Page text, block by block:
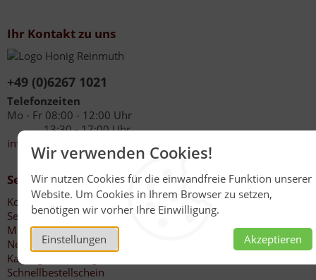
Wir verwenden Cookies!
Wir nutzen Cookies für die einwandfreie Funktion unserer
Website. Um Cookies in Ihrem Browser zu setzen,
benötigen wir vorher Ihre Einwilligung.
Einstellungen Akzeptieren
Ihr Kontakt zu uns
+49 (0)6267 1021
Telefonzeiten
Mo - Fr 08:00 - 12:00 Uhr
13:30 - 17:00 Uhr
info@honig-reinmuth.de
Service
Kontakt
Service
Mein Konto
Newsletter
Katalog-Bestellung
Schnellbestellschein